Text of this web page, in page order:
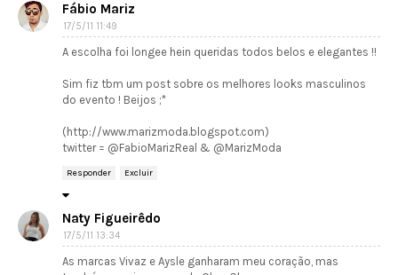
Fábio Mariz
17/5/11 11:49
A escolha foi longee hein queridas todos belos e elegantes !!
Sim fiz tbm um post sobre os melhores looks masculinos
do evento ! Beijos ;*
(http://www.marizmoda.blogspot.com)
twitter = @FabioMarizReal & @MarizModa
Responder Excluir
Naty Figueirêdo
17/5/11 13:34
As marcas Vivaz e Aysle ganharam meu coração, mas